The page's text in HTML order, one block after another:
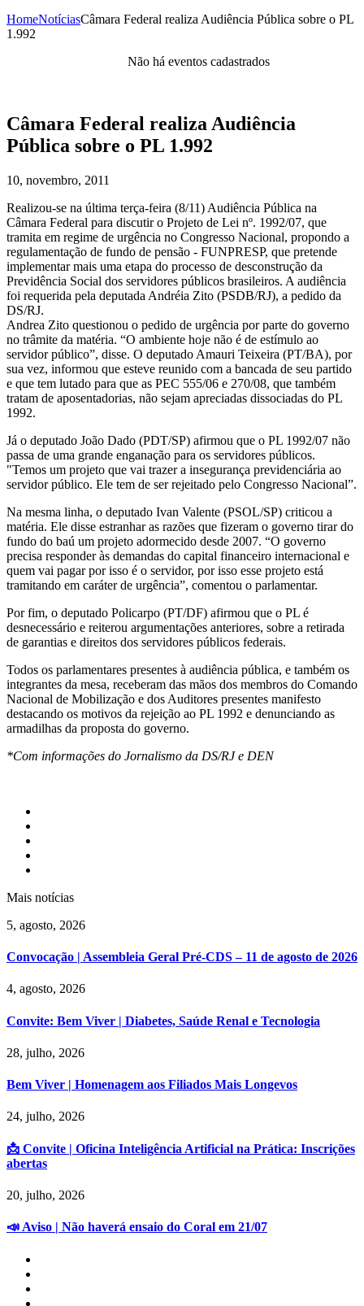
HomeNotíciasCâmara Federal realiza Audiência Pública sobre o PL
1.992
Não há eventos cadastrados
Câmara Federal realiza Audiência
Pública sobre o PL 1.992
10, novembro, 2011
Realizou-se na última terça-feira (8/11) Audiência Pública na
Câmara Federal para discutir o Projeto de Lei nº. 1992/07, que
tramita em regime de urgência no Congresso Nacional, propondo a
regulamentação de fundo de pensão - FUNPRESP, que pretende
implementar mais uma etapa do processo de desconstrução da
Previdência Social dos servidores públicos brasileiros. A audiência
foi requerida pela deputada Andréia Zito (PSDB/RJ), a pedido da
DS/RJ.
Andrea Zito questionou o pedido de urgência por parte do governo
no trâmite da matéria. “O ambiente hoje não é de estímulo ao
servidor público”, disse. O deputado Amauri Teixeira (PT/BA), por
sua vez, informou que esteve reunido com a bancada de seu partido
e que tem lutado para que as PEC 555/06 e 270/08, que também
tratam de aposentadorias, não sejam apreciadas dissociadas do PL
1992.
Já o deputado João Dado (PDT/SP) afirmou que o PL 1992/07 não
passa de uma grande enganação para os servidores públicos.
"Temos um projeto que vai trazer a insegurança previdenciária ao
servidor público. Ele tem de ser rejeitado pelo Congresso Nacional”.
Na mesma linha, o deputado Ivan Valente (PSOL/SP) criticou a
matéria. Ele disse estranhar as razões que fizeram o governo tirar do
fundo do baú um projeto adormecido desde 2007. “O governo
precisa responder às demandas do capital financeiro internacional e
quem vai pagar por isso é o servidor, por isso esse projeto está
tramitando em caráter de urgência”, comentou o parlamentar.
Por fim, o deputado Policarpo (PT/DF) afirmou que o PL é
desnecessário e reiterou argumentações anteriores, sobre a retirada
de garantias e direitos dos servidores públicos federais.
Todos os parlamentares presentes à audiência pública, e também os
integrantes da mesa, receberam das mãos dos membros do Comando
Nacional de Mobilização e dos Auditores presentes manifesto
destacando os motivos da rejeição ao PL 1992 e denunciando as
armadilhas da proposta do governo.
*Com informações do Jornalismo da DS/RJ e DEN
Mais notícias
5, agosto, 2026
Convocação | Assembleia Geral Pré-CDS – 11 de agosto de 2026
4, agosto, 2026
Convite: Bem Viver | Diabetes, Saúde Renal e Tecnologia
28, julho, 2026
Bem Viver | Homenagem aos Filiados Mais Longevos
24, julho, 2026
📩 Convite | Oficina Inteligência Artificial na Prática: Inscrições
abertas
20, julho, 2026
📣 Aviso | Não haverá ensaio do Coral em 21/07